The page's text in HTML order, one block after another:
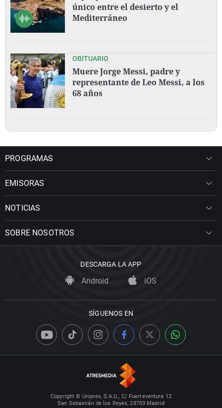
único entre el desierto y el
Mediterráneo
OBITUARIO
Muere Jorge Messi, padre y
representante de Leo Messi, a los
68 años
PROGRAMAS
EMISORAS
NOTICIAS
SOBRE NOSOTROS
DESCARGA LA APP
Android iOS
SÍGUENOS EN
Copyright © Uniprex, S.A.U., C/ Fuerteventura 12
San Sebastián de los Reyes, 28703 Madrid